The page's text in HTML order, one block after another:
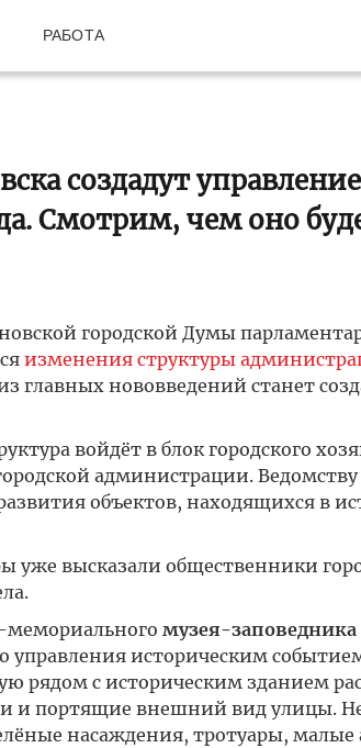
РАБОТА
создадут
Смотрим, чем оно
городской Думы
изменения структуры
главных нововведений станет
войдёт в блок городского
администрации.
объектов, находящихся в
уже высказали общественники
мемориального музея-
управления историческим
рядом с историческим зданием
и портящие внешний вид улицы.
насаждения, тротуары,